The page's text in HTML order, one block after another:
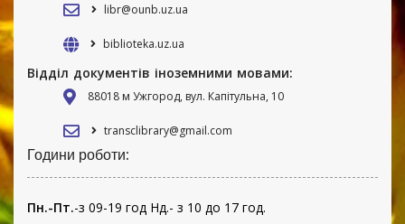
libr@ounb.uz.ua
biblioteka.uz.ua
Відділ документів іноземними мовами:
88018 м Ужгород, вул. Капітульна, 10
transclibrary@gmail.com
Години роботи:
Пн.-Пт.-з 09-19 год Нд.- з 10 до 17 год.